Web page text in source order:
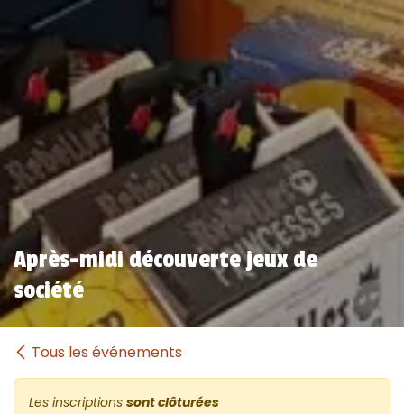
Après-midi découverte jeux de
société
Tous les événements
Les inscriptions sont clôturées